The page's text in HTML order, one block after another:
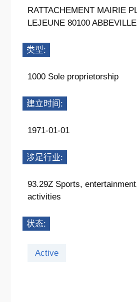
RATTACHEMENT MAIRIE
LEJEUNE 80100 ABBEVILLE
类型:
1000 Sole proprietorship
建立时间:
1971-01-01
涉足行业:
93.29Z Sports,
activities
状态:
Active